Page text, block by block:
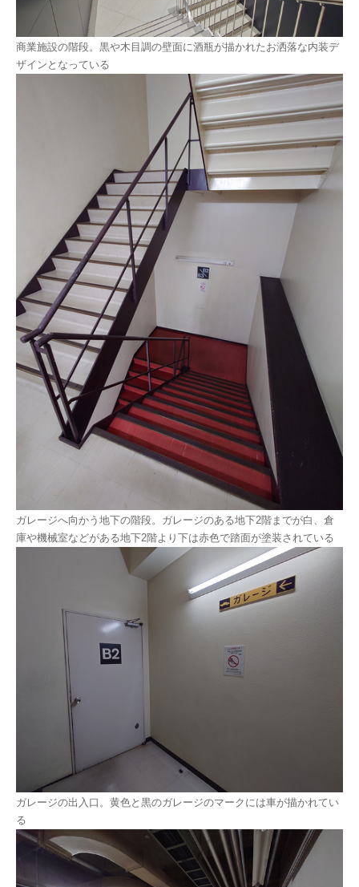
商業施設の階段。黒や木目調の壁面に酒瓶が描かれたお洒落な内装デ
ザインとなっている
ガレージへ向かう地下の階段。ガレージのある地下2階までが白、倉
庫や機械室などがある地下2階より下は赤色で踏面が塗装されている
ガレージの出入口。黄色と黒のガレージのマークには車が描かれてい
る